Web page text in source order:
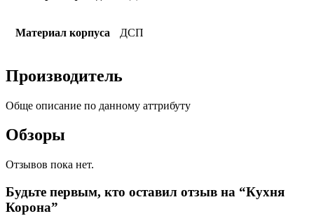
Материал корпуса ДСП
Производитель
Обще описание по данному аттрибуту
Обзоры
Отзывов пока нет.
Будьте первым, кто оставил отзыв на “Кухня
Корона”